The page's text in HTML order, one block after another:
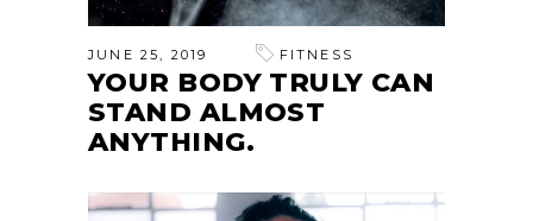
JUNE 25, 2019 FITNESS
YOUR BODY TRULY CAN
STAND ALMOST
ANYTHING.